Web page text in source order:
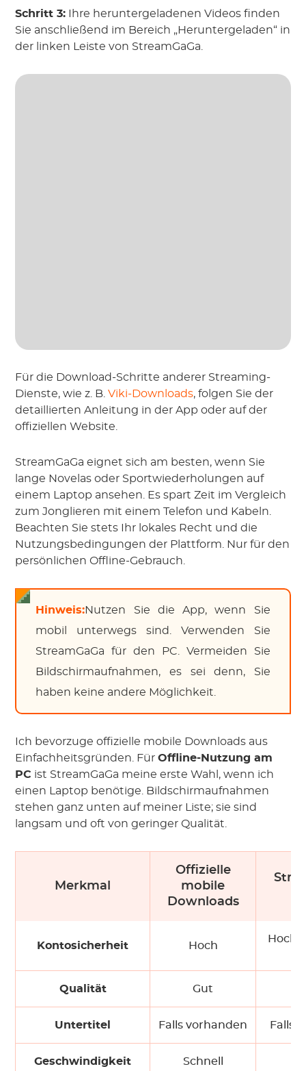
Schritt 3: Ihre heruntergeladenen Videos finden
Sie anschließend im Bereich „Heruntergeladen“ in
der linken Leiste von StreamGaGa.
Für die Download-Schritte anderer Streaming-
Dienste, wie z. B.Viki-Downloads, folgen Sie der
detaillierten Anleitung in der App oder auf der
offiziellen Website.
StreamGaGa eignet sich am besten, wenn Sie
lange Novelas oder Sportwiederholungen auf
einem Laptop ansehen. Es spart Zeit im Vergleich
zum Jonglieren mit einem Telefon und Kabeln.
Beachten Sie stets Ihr lokales Recht und die
Nutzungsbedingungen der Plattform. Nur für den
persönlichen Offline-Gebrauch.
Hinweis:Nutzen Sie die App, wenn Sie
mobil unterwegs sind. Verwenden Sie
StreamGaGa für den PC. Vermeiden Sie
Bildschirmaufnahmen, es sei denn, Sie
haben keine andere Möglichkeit.
Ich bevorzuge offizielle mobile Downloads aus
Einfachheitsgründen. FürOffline-Nutzung am
PC ist StreamGaGa meine erste Wahl, wenn ich
einen Laptop benötige. Bildschirmaufnahmen
stehen ganz unten auf meiner Liste; sie sind
langsam und oft von geringer Qualität.
Merkmal
Offizielle
mobile
Downloads
Kontosicherheit Hoch
Hoch
Qualität Gut
Untertitel Falls vorhanden Falls
Geschwindigkeit Schnell